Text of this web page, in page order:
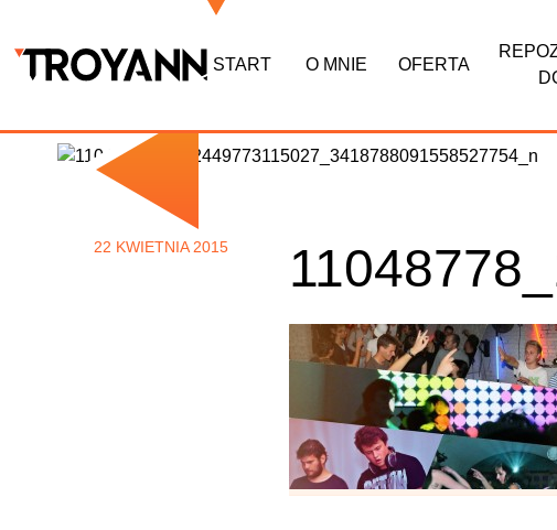
START O MNIE OFERTA
22 KWIETNIA 2015